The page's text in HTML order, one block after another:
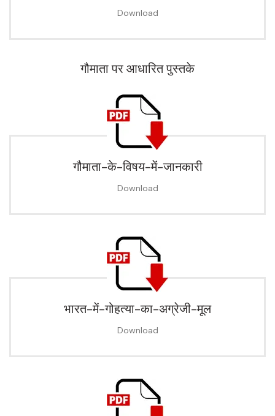
Download
गौमाता पर आधारित पुस्तके
गौमाता-के-विषय-में-जानकारी
Download
भारत-में-गोहत्या-का-अग्रेजी-मूल
Download